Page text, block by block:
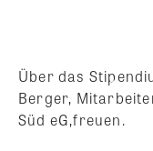
Über das
Berger,
Süd eG,freuen.